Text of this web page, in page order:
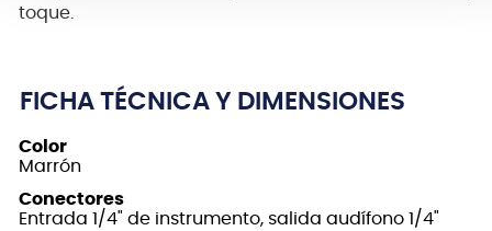
toque.
FICHA TÉCNICA Y DIMENSIONES
Color
Marrón
Conectores
Entrada 1/4" de instrumento, salida audífono 1/4"